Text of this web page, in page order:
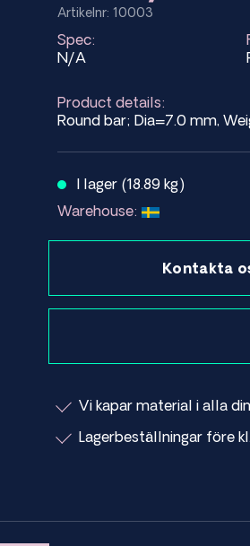
Artikelnr: 10003
Spec:
N/A
Product details:
Round bar; Dia=7.0 mm,
I lager (18.89 kg)
Warehouse:
Kontakta
Vi kapar material i alla
Lagerbeställningar före